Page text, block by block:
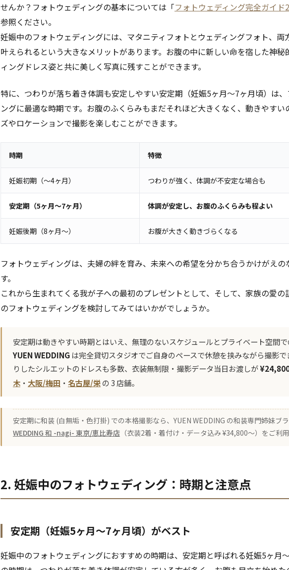
せんか？フォトウェディングの基本については「フォトウェディング完全ガイド
参照ください。
妊娠中のフォトウェディングには、マタニティフォトとウェディングフォト、両
叶えられるという大きなメリットがあります。お腹の中に新しい命を宿した神秘
ィングドレス姿と共に美しく写真に残すことができます。
特に、つわりが落ち着き体調も安定しやすい安定期（妊娠5ヶ月～7ヶ月頃）は、
ングに最適な時期です。お腹のふくらみもまだそれほど大きくなく、動きやすい
ズやロケーションで撮影を楽しむことができます。
時期 特徴
妊娠初期（～4ヶ月） つわりが強く、体調が不安定な場合も
安定期（5ヶ月～7ヶ月） 体調が安定し、お腹のふくらみも程よい
妊娠後期（8ヶ月～） お腹が大きく動きづらくなる
フォトウェディングは、夫婦の絆を育み、未来への希望を分かち合うかけがえの
す。
これから生まれてくる我が子への最初のプレゼントとして、そして、家族の愛の
のフォトウェディングを検討してみてはいかがでしょうか。
安定期は動きやすい時期とはいえ、無理のないスケジュールとプライベート空間で
YUEN WEDDING は完全貸切スタジオでご自身のペースで休憩を挟みながら撮影で
りしたシルエットのドレスも多数、衣装無制限・撮影データ当日お渡しが
木 ・ 大阪/梅田 ・ 名古屋/栄の 3 店舗。
安定期に和装 (白無垢・色打掛) での本格撮影なら、YUEN WEDDING の和装専門姉妹ブ
WEDDING 和 -nagi- 東京/恵比寿店 （衣装2着・着付け・データ込み ¥34,800〜）をご利
2. 妊娠中のフォトウェディング：時期と注意点
安定期（妊娠5ヶ月～7ヶ月頃）がベスト
妊娠中のフォトウェディングにおすすめの時期は、安定期と呼ばれる妊娠5ヶ月